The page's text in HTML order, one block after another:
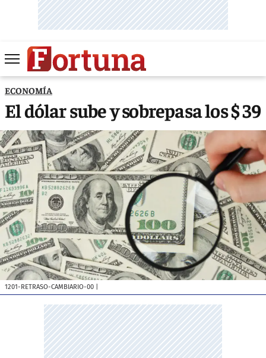
ECONOMÍA
El dólar sube y sobrepasa los $ 39
1201-RETRASO-CAMBIARIO-00